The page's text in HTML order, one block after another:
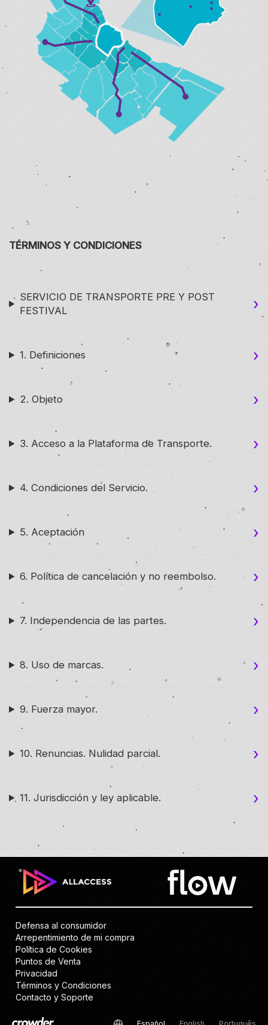
TÉRMINOS Y CONDICIONES
SERVICIO DE TRANSPORTE PRE Y POST
FESTIVAL
1. Definiciones
2. Objeto
3. Acceso a la Plataforma de Transporte.
4. Condiciones del Servicio.
5. Aceptación
6. Política de cancelación y no reembolso.
7. Independencia de las partes.
8. Uso de marcas.
9. Fuerza mayor.
10. Renuncias. Nulidad parcial.
11. Jurisdicción y ley aplicable.
Contacto y Soporte
Términos y Condiciones
Privacidad
Puntos de Venta
Política de Cookies
Arrepentimiento de mi compra
Defensa al consumidor